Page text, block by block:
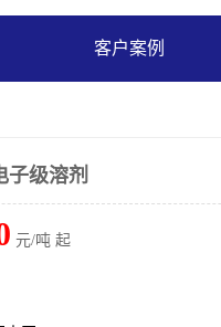
客户案例
子级溶剂
元/吨 起